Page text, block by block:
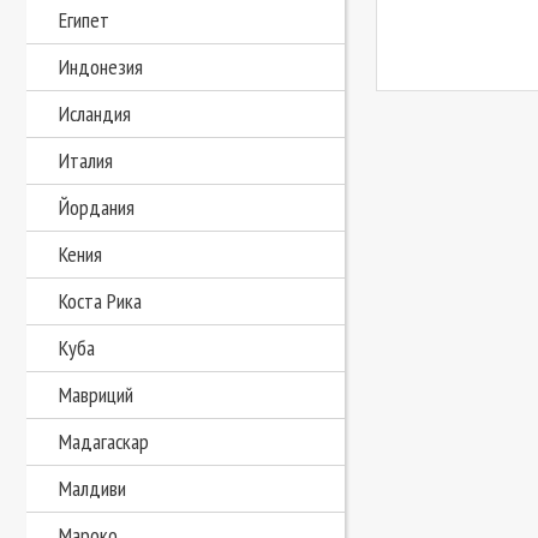
Египет
Индонезия
Исландия
Италия
Йордания
Кения
Коста Рика
Куба
Мавриций
Мадагаскар
Малдиви